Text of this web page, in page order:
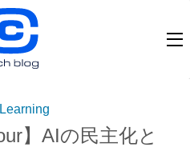
】AIの民主化と